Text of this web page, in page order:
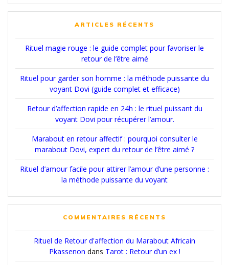
:
ARTICLES RÉCENTS
Rituel magie rouge : le guide complet pour favoriser le
retour de l’être aimé
Rituel pour garder son homme : la méthode puissante du
voyant Dovi (guide complet et efficace)
Retour d’affection rapide en 24h : le rituel puissant du
voyant Dovi pour récupérer l’amour.
Marabout en retour affectif : pourquoi consulter le
marabout Dovi, expert du retour de l’être aimé ?
Rituel d’amour facile pour attirer l’amour d’une personne :
la méthode puissante du voyant
COMMENTAIRES RÉCENTS
Rituel de Retour d'affection du Marabout Africain
Pkassenon dans Tarot : Retour d’un ex !